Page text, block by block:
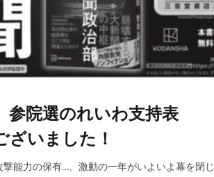
参院選のれいわ支持表
いました！
能力の保有…。激動の一年がいよいよ幕を閉じ